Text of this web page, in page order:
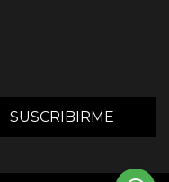
SUSCRIBIRME